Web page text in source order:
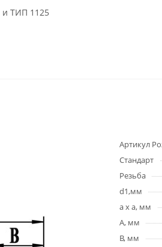
ТИП 1125
Артикул
Стандарт
Резьба
d1,мм
a x a, мм
A, мм
B, мм